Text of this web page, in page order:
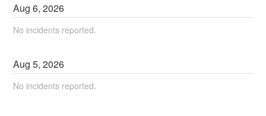
Aug6,2026
No incidents reported.
Aug5,2026
No incidents reported.